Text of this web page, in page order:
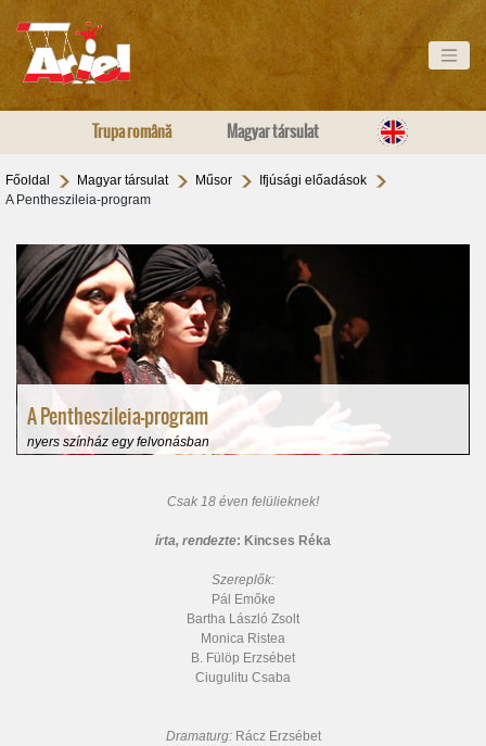
Trupa română Magyar társulat
Főoldal Magyar társulat Műsor
Ifjúsági előadások
A Pentheszileia-program
A Pentheszileia-program
nyers színház egy felvonásban
Csak 18 éven felülieknek!
írta, rendezte: Kincses Réka
Szereplők:
Pál Emőke
Bartha László Zsolt
Monica Ristea
B. Fülöp Erzsébet
Ciugulitu Csaba
Dramaturg:Rácz Erzsébet